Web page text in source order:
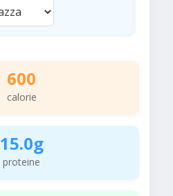
600
calorie
15.0g
proteine